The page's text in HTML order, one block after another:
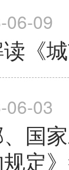
06-09
《
06-03
国
定